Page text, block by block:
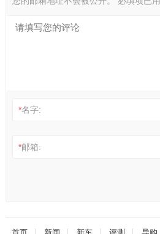
*名字:
*邮箱: